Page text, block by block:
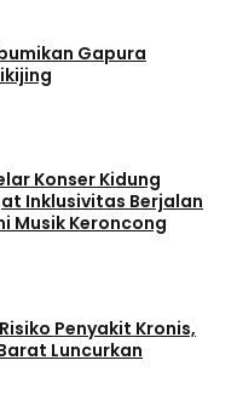
Gapura
Konser Kidung
Inklusivitas Berjalan
Musik Keroncong
Penyakit Kronis,
Luncurkan